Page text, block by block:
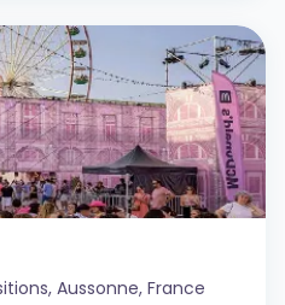
Aussonne, France